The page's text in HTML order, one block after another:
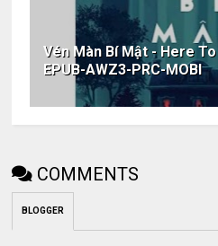
Vén Màn Bí Mật - Here
EPUB-AWZ3-PRC-MOBI
COMMENTS
BLOGGER